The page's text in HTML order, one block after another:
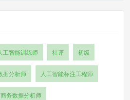
工智能训练师 社评 初级
据分析师 人工智能标注工程师
商务数据分析师